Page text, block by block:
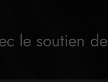
le soutien de